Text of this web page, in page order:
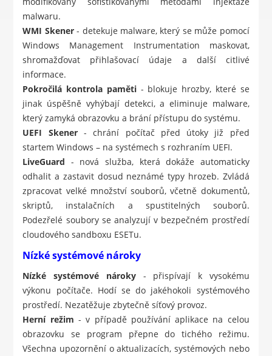
malwaru.
WMI Skener- detekuje malware, který se může pomocí
Windows Management Instrumentation maskovat,
shromažďovat přihlašovací údaje a další citlivé
informace.
Pokročilá kontrola paměti- blokuje hrozby, které se
jinak úspěšně vyhýbají detekci, a eliminuje malware,
který zamyká obrazovku a brání přístupu do systému.
UEFI Skener- chrání počítač před útoky již před
startem Windows – na systémech s rozhraním UEFI.
LiveGuard - nová služba, která dokáže automaticky
odhalit a zastavit dosud neznámé typy hrozeb. Zvládá
zpracovat velké množství souborů, včetně dokumentů,
skriptů, instalačních a spustitelných souborů.
Podezřelé soubory se analyzují v bezpečném prostředí
cloudového sandboxu ESETu.
Nízké systémové nároky
Nízké systémové nároky- přispívají k vysokému
výkonu počítače. Hodí se do jakéhokoli systémového
prostředí. Nezatěžuje zbytečně síťový provoz.
Herní režim - v případě používání aplikace na celou
obrazovku se program přepne do tichého režimu.
Všechna upozornění o aktualizacích, systémových nebo